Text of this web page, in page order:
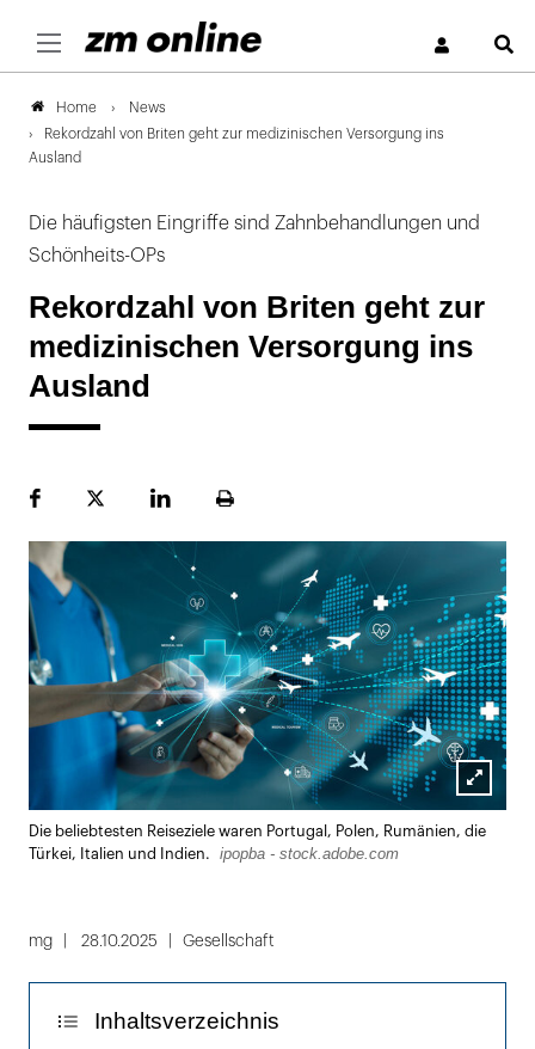
Home
News
Rekordzahl von Briten geht zur medizinischen Versorgung ins
Ausland
Die häufigsten Eingriffe sind Zahnbehandlungen und
Schönheits-OPs
Rekordzahl von Briten geht zur
medizinischen Versorgung ins
Ausland
FacebookPlattformLinekdInSeite
Lightbox
öffnen
Die beliebtesten Reiseziele waren Portugal, Polen, Rumänien, die
Türkei, Italien und Indien.
ipopba - stock.adobe.com
mg 28.10.2025 Gesellschaft
Inhaltsverzeichnis